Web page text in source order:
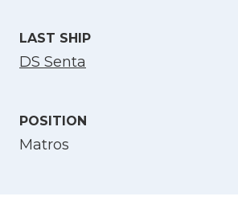
LAST SHIP
DS Senta
POSITION
Matros
Norsk bokmål